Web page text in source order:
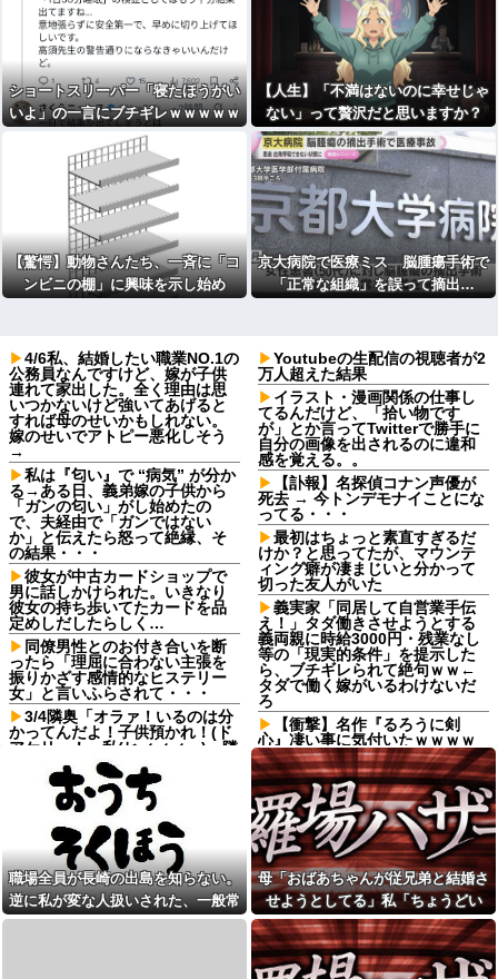
ショートスリーパー「寝たほうがい
いよ」の一言にブチギレｗｗｗｗｗ
（※動画あり）
【人生】「不満はないのに幸せじゃ
ない」って贅沢だと思いますか？
【驚愕】動物さんたち、一斉に「コ
ンビニの棚」に興味を示し始め
京大病院で医療ミス 脳腫瘍手術で
「正常な組織」を誤って摘出…
4/6私、結婚したい職業NO.1の
公務員なんですけど、嫁が子供
連れて家出した。全く理由は思
いつかないけど強いてあげると
すれば母のせいかもしれない。
嫁のせいでアトピー悪化しそう
→
私は『匂い』で “病気” が分か
る→ある日、義弟嫁の子供から
「ガンの匂い」がし始めたの
で、夫経由で「ガンではない
か」と伝えたら怒って絶縁、そ
の結果・・・
彼女が中古カードショップで
男に話しかけられた。いきなり
彼女の持ち歩いてたカードを品
定めしだしたらしく…
同僚男性とのお付き合いを断
ったら「理屈に合わない主張を
振りかざす感情的なヒステリー
女」と言いふらされて・・・
3/4隣奥「オラァ！いるのは分
かってんだよ！子供預かれ！(ド
アケリー！」私(ヒィィィ…)→隣
奥の旦那さんに相談したら逃げ
られた。夫に相談してもなにい
ってだこいつ。どうすれば…
常務「結婚はまだか？」私
「この待遇でどうやって結婚す
るんです？」→飲み会で本音を
返したら場が静まり返って…
俺を嫌う義娘は、母が危篤に
なっても「会いに行かない」と
言った
Youtubeの生配信の視聴者が2
万人超えた結果
イラスト・漫画関係の仕事し
てるんだけど、「拾い物です
が」とか言ってTwitterで勝手に
自分の画像を出されるのに違和
感を覚える。。
【訃報】名探偵コナン声優が
死去 → 今トンデモナイことにな
ってる・・・
最初はちょっと素直すぎるだ
けか？と思ってたが、マウンテ
ィング癖が凄まじいと分かって
切った友人がいた
義実家「同居して自営業手伝
え！」タダ働きさせようとする
義両親に時給3000円・残業なし
等の「現実的条件」を提示した
ら、ブチギレられて絶句ｗｗ←
タダで働く嫁がいるわけないだ
ろ
【衝撃】名作『るろうに剣
心』凄い事に気付いたｗｗｗｗ
「志々雄真実」とんでもない欠
点が判明する…この欠点は…ヤ
バすぎる…
日経新聞「日本人の旅行離れ
が深刻！観光ってこんなに社会
的価値があるのに、なんでお前
らは旅行いかないの？」
ヤニねこ・みぃちゃん・のあ
先輩・もちづきさん「結婚して
ください！」←どうする？他
【画像あり】弱男「あの
っ…！よかったらホテル…」女
「ぷっｗｗｗｗｗ」⇒！
職場全員が長崎の出島を知らない。
逆に私が変な人扱いされた、一般常
識だと思ってたのに
母「おばあちゃんが従兄弟と結婚さ
せようとしてる」私「ちょうどい
い、その話利用するわ」→3日後に
まさかの展開…